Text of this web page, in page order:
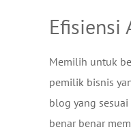
Efisiensi
Memilih untuk
pemilik bisnis
blog yang
benar benar